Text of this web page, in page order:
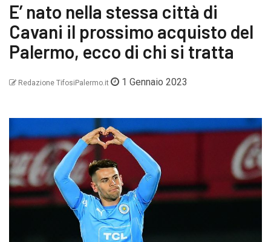
E’ nato nella stessa città di
Cavani il prossimo acquisto del
Palermo, ecco di chi si tratta
Redazione TifosiPalermo.it 1 Gennaio 2023